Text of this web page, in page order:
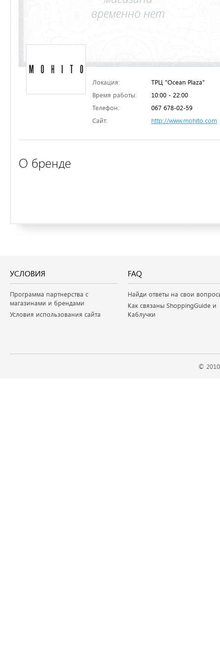
Локация:
ТРЦ "Ocean Plaza"
Время работы:
10:00 - 22:00
Телефон:
067 678-02-59
Сайт:
http://www.mohito.com
О бренде
УСЛОВИЯ
Программа партнерства с
магазинами и брендами
Условия использования сайта
FAQ
Найди ответы на свои
Как связаны ShoppingGuide и
Каблучки
©